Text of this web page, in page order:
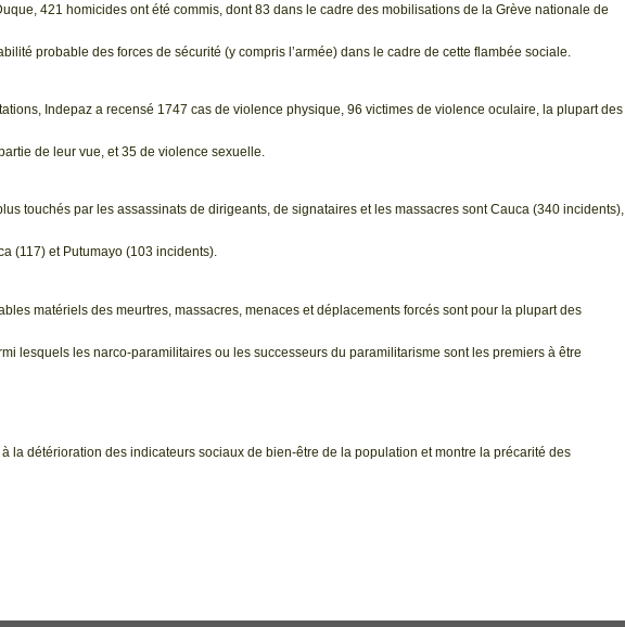
421 homicides ont été commis, dont 83 dans le cadre des mobilisations de la Grève nationale de
probable des forces de sécurité (y compris l’armée) dans le cadre de cette flambée sociale.
Indepaz a recensé 1747 cas de violence physique, 96 victimes de violence oculaire, la plupart des
de leur vue, et 35 de violence sexuelle.
touchés par les assassinats de dirigeants, de signataires et les massacres sont Cauca (340 incidents),
(117) et Putumayo (103 incidents).
matériels des meurtres, massacres, menaces et déplacements forcés sont pour la plupart des
lesquels les narco-paramilitaires ou les successeurs du paramilitarisme sont les premiers à être
la détérioration des indicateurs sociaux de bien-être de la population et montre la précarité des